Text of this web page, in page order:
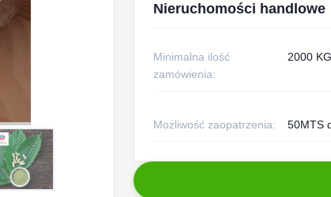
Nieruchomości handlowe
Minimalna ilość
zamówienia:
2000 KG
Możliwość zaopatrzenia: 50MTS